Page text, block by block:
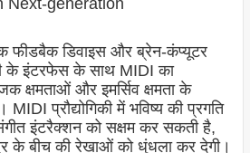
फीडबैक डिवाइस और ब्रेन-कंप्यूटर
के इंटरफेस के साथ MIDI का
क्षमताओं और इमर्सिव क्षमता के
MIDI प्रौद्योगिकी में भविष्य की प्रगति
इंटरैक्शन को सक्षम कर सकती है,
के बीच की रेखाओं को धुंधला कर देगी।